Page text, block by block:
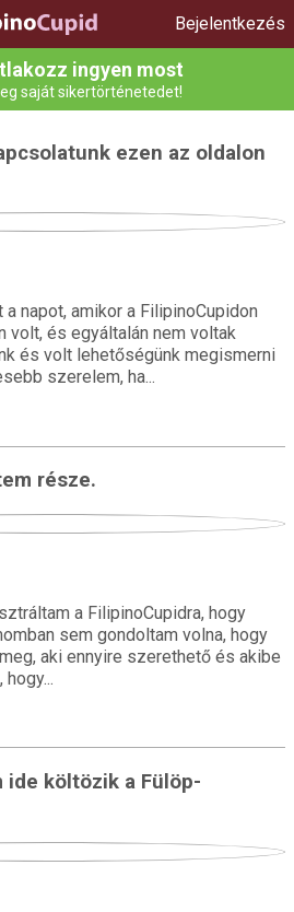
Bejelentkezés
ingyen most
saját sikertörténetedet!
ezen az oldalon
napot, amikor a FilipinoCupidon
volt, és egyáltalán nem voltak
és volt lehetőségünk megismerni
szerelem, ha
része.
a FilipinoCupidra, hogy
sem gondoltam volna, hogy
aki ennyire szerethető és akibe
hogy
ide költözik a Fülöp-